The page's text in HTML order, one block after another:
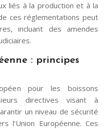
liés à la production et à la
ces réglementations peut
incluant des amendes
: principes
pour les boissons
directives visant à
un niveau de sécurité
l’Union Européenne. Ces